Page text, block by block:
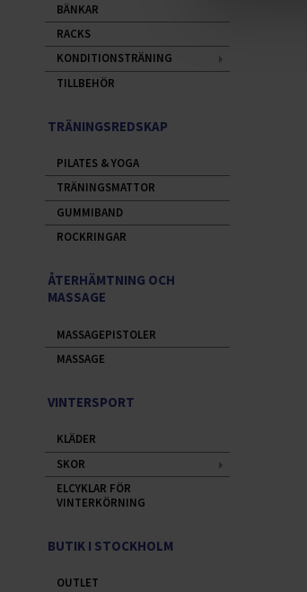
BÄNKAR
RACKS
KONDITIONSTRÄNING
TILLBEHÖR
TRÄNINGSREDSKAP
PILATES & YOGA
TRÄNINGSMATTOR
GUMMIBAND
ROCKRINGAR
ÅTERHÄMTNING OCH
MASSAGE
MASSAGEPISTOLER
MASSAGE
VINTERSPORT
KLÄDER
SKOR
ELCYKLAR FÖR
VINTERKÖRNING
BUTIK I STOCKHOLM
OUTLET